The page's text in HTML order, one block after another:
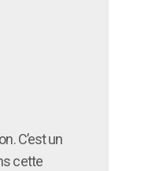
C’est un
cette